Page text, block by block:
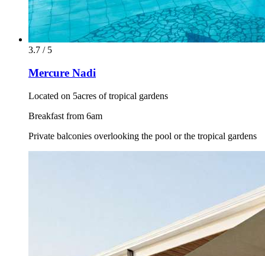
3.7 / 5
Mercure Nadi
Located on 5acres of tropical gardens
Breakfast from 6am
Private balconies overlooking the pool or the tropical gardens